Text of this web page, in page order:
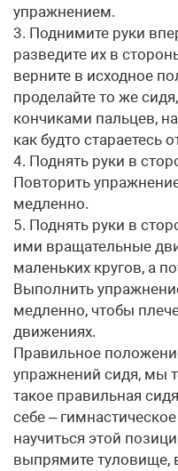
упражнением.
3. Поднимите руки
разведите их в
верните в исходное
проделайте то же
кончиками пальцев,
как будто стараетесь
4. Поднять руки в
Повторить
медленно.
5. Поднять руки в
ими вращательные
маленьких кругов, а
Выполнить
медленно, чтобы
движениях.
Правильное
упражнений сидя, мы
такое правильная
себе –
научиться этой
выпрямите туловище,